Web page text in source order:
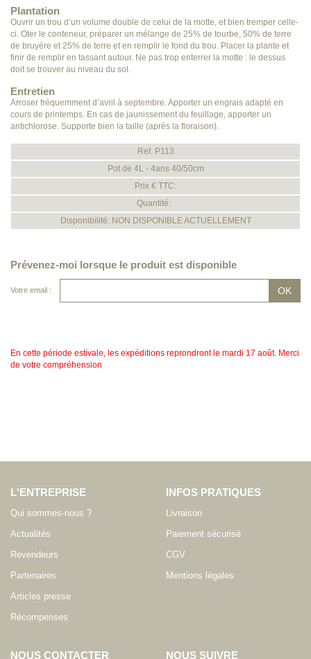
Plantation
Ouvrir un trou d’un volume double de celui de la motte, et bien tremper celle-
ci. Oter le conteneur, préparer un mélange de 25% de tourbe, 50% de terre
de bruyère et 25% de terre et en remplir le fond du trou. Placer la plante et
finir de remplir en tassant autour. Ne pas trop enterrer la motte : le dessus
doit se trouver au niveau du sol.
Entretien
Arroser fréquemment d’avril à septembre. Apporter un engrais adapté en
cours de printemps. En cas de jaunissement du feuillage, apporter un
antichlorose. Supporte bien la taille (après la floraison).
Ref. P113
Pot de 4L - 4ans 40/50cm
Prix € TTC:
Quantité:
Disponibilité: NON DISPONIBLE ACTUELLEMENT
Prévenez-moi lorsque le produit est disponible
Votre email :
En cette période estivale, les expéditions reprondront le mardi 17 août. Merci
de votre compréhension
L'ENTREPRISE
Qui sommes-nous ?
Actualités
Revendeurs
Partenaires
Articles presse
Récompenses
INFOS PRATIQUES
Livraison
Paiement sécurisé
CGV
Mentions légales
NOUS CONTACTER NOUS SUIVRE